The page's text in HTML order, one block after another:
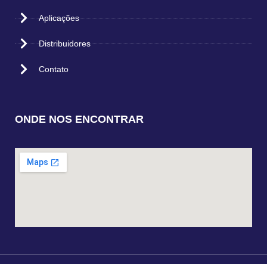
Aplicações
Distribuidores
Contato
ONDE NOS ENCONTRAR